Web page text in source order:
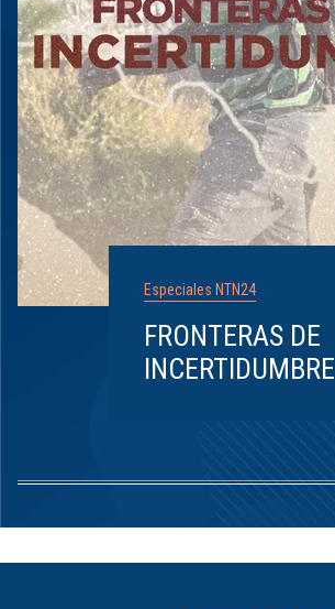
Especiales NTN24
FRONTERAS DE
INCERTIDUMBRE
1
8